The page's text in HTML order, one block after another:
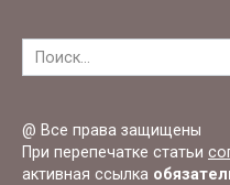
Search
@ Все права защищены
При перепечатке статьи
активная ссылка